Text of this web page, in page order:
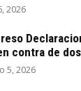
2026
contra de
5, 2026